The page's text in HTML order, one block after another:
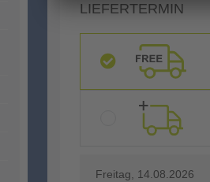
LIEFERTERMIN
Freitag, 14.08.2026